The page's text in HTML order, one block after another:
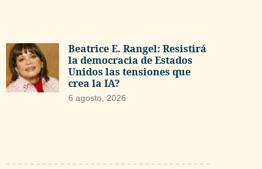
Beatrice E. Rangel: Resistirá
la democracia de Estados
Unidos las tensiones que
crea la IA?
6 agosto, 2026